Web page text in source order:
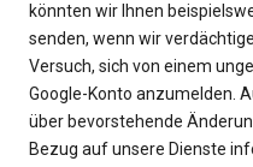
könnten wir Ihnen
senden, wenn wir
Versuch, sich von einem
Google-Konto anzumelden.
über bevorstehende
Bezug auf unsere Dienste